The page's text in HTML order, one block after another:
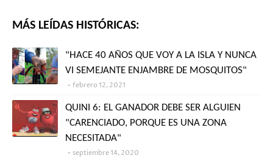
MÁS LEÍDAS HISTÓRICAS:
"HACE 40 AÑOS QUE VOY A LA ISLA Y NUNCA
VI SEMEJANTE ENJAMBRE DE MOSQUITOS"
febrero 12, 2021
QUINI 6: EL GANADOR DEBE SER ALGUIEN
"CARENCIADO, PORQUE ES UNA ZONA
NECESITADA"
septiembre 14, 2020